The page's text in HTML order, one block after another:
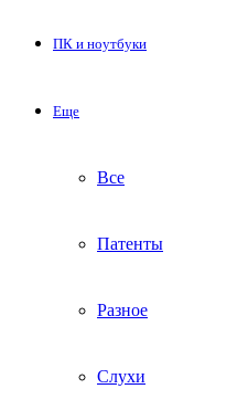
ПК и ноутбуки
Еще
Все
Патенты
Разное
Слухи